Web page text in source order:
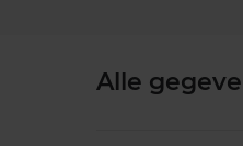
Alle